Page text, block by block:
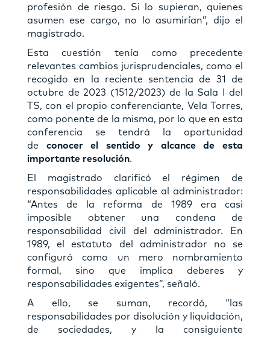
profesión de riesgo. Si lo supieran, quienes
asumen ese cargo, no lo asumirían”, dijo el
magistrado.
Esta cuestión tenía como precedente
relevantes cambios jurisprudenciales, como el
recogido en la reciente sentencia de 31 de
octubre de 2023 (1512/2023) de la Sala I del
TS, con el propio conferenciante, Vela Torres,
como ponente de la misma, por lo que en esta
conferencia se tendrá la oportunidad
de conocer el sentido y alcance de esta
importante resolución.
El magistrado clarificó el régimen de
responsabilidades aplicable al administrador:
“Antes de la reforma de 1989 era casi
imposible obtener una condena de
responsabilidad civil del administrador. En
1989, el estatuto del administrador no se
configuró como un mero nombramiento
formal, sino que implica deberes y
responsabilidades exigentes”, señaló.
A ello, se suman, recordó, “las
responsabilidades por disolución y liquidación,
de sociedades, y la consiguiente